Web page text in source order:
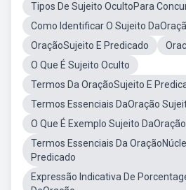
Tipos De Sujeito OcultoPara
Como Identificar O Sujeito
OraçãoSujeito E Predicado
O Que É Sujeito Oculto
Termos Da OraçãoSujeito E
Termos Essenciais DaOração
O Que É Exemplo Sujeito DaOração
Termos Essenciais Da
Predicado
Expressão Indicativa De